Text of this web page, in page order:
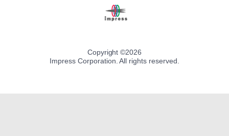
Copyright ©2026
Impress Corporation. All rights reserved.